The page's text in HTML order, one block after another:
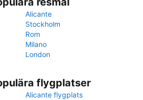
Alicante
Stockholm
Rom
Milano
London
flygplatser
Alicante flygplats